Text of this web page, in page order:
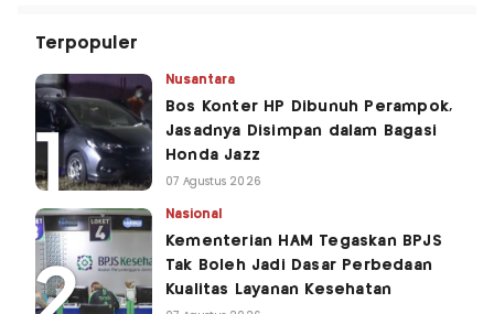
Terpopuler
Nusantara
Bos Konter HP Dibunuh Perampok,
Jasadnya Disimpan dalam Bagasi
Honda Jazz
07 Agustus 2026
Nasional
Kementerian HAM Tegaskan BPJS
Tak Boleh Jadi Dasar Perbedaan
Kualitas Layanan Kesehatan